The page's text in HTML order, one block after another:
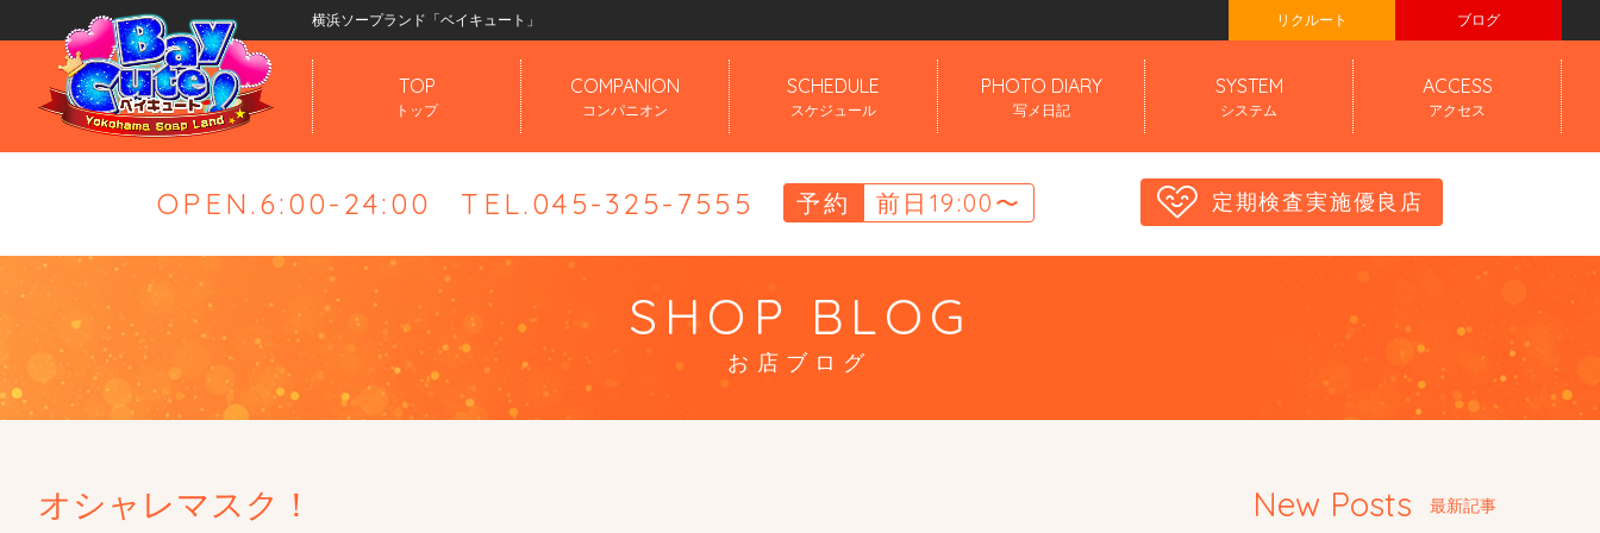
横浜ソープランド「ベイキュート」 リクルート ブログ
TOP
トップ
COMPANION
コンパニオン
SCHEDULE
スケジュール
PHOTO DIARY
写メ日記
SYSTEM
システム
ACCESS
アクセス
OPEN.6:00-24:00 TEL.045-325-7555 予約 前日19:00〜 定期検査実施優良店
SHOP BLOG
お店ブログ
オシャレマスク！ New Posts 最新記事